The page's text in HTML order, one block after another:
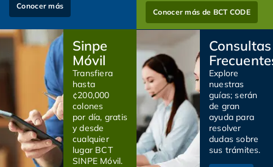
Conocer más
Conocer más de BCT CODE
Sinpe
Móvil
Transfiera
hasta
¢200,000
colones
por día, gratis
y desde
cualquier
lugar BCT
SINPE Móvil.
Consultas
Explore
nuestras
guías; serán
de gran
ayuda para
resolver
dudas sobre
sus trámites.